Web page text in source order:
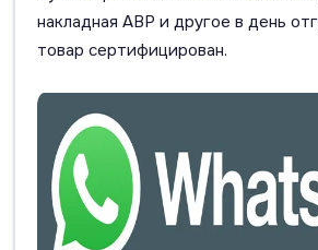
накладная АВР и другое в день
товар сертифицирован.